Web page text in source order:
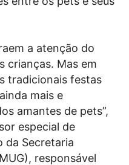
a atenção do
crianças. Mas em
tradicionais festas
mais e
amantes de pets”,
especial de
da Secretaria
responsável